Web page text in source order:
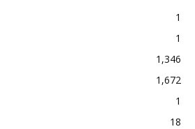
1
1
1,346
1,672
1
18